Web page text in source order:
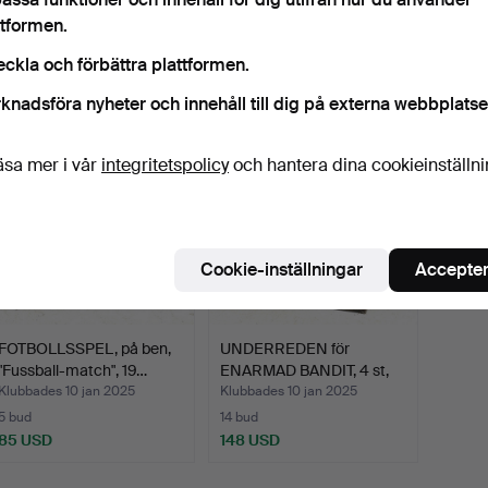
FOTBOLLSSPEL, på ben,
match", 19…
Klubbades 10 jan 2025
5 bud
USD
UNDERREDEN för
ENARMAD BANDIT, 4 st,
1900-…
Klubbades 10 jan 2025
14 bud
148 USD
och förbättra plattformen.
nyheter och innehåll till dig på externa
mer i vår integritetspolicyoch hantera dina
Cookie-inställningar